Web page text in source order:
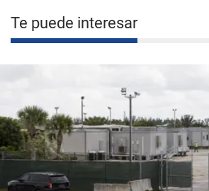
Te puede interesar